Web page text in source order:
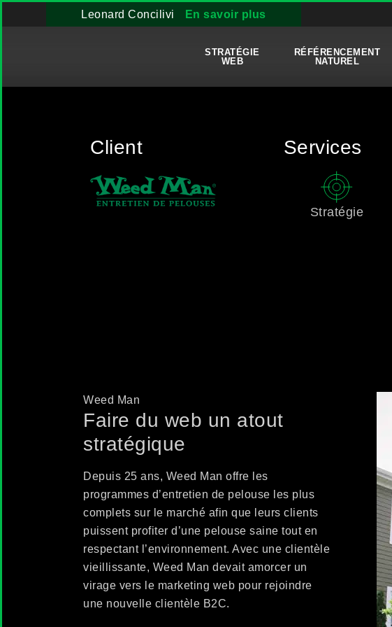
Leonard Concilivi En savoir plus
STRATÉGIE
WEB
RÉFÉRENCEMENT
NATUREL
Client Services
Stratégie
Weed Man
Faire du web un atout
stratégique
Depuis 25 ans, Weed Man offre les
programmes d’entretien de pelouse les plus
complets sur le marché afin que leurs clients
puissent profiter d’une pelouse saine tout en
respectant l’environnement. Avec une clientèle
vieillissante, Weed Man devait amorcer un
virage vers le marketing web pour rejoindre
une nouvelle clientèle B2C.